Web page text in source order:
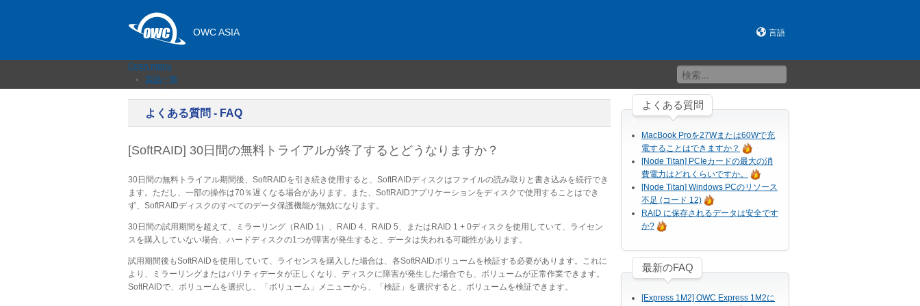
OWC ASIA 言語
Open menu
製品一覧
内蔵SSD
ネットワークストレージ
ドック
ケーブルおよびアダプター
メモリ
アップグレードとツール
ニュース
サポート
販売店
よくある質問 - FAQ
[SoftRAID] 30日間の無料トライアルが終了するとどうなりますか？
30日間の無料トライアル期間後、SoftRAIDを引き続き使用すると、SoftRAIDディスクはファイルの読み取りと書き込みを続行でき
ます。ただし、一部の操作は70％遅くなる場合があります。また、SoftRAIDアプリケーションをディスクで使用することはでき
ず、SoftRAIDディスクのすべてのデータ保護機能が無効になります。
30日間の試用期間を超えて、ミラーリング（RAID 1）、RAID 4、RAID 5、またはRAID 1 + 0ディスクを使用していて、ライセン
スを購入していない場合、ハードディスクの1つが障害が発生すると、データは失われる可能性があります。
試用期間後もSoftRAIDを使用していて、ライセンスを購入した場合は、各SoftRAIDボリュームを検証する必要があります。これに
より、ミラーリングまたはパリティデータが正しくなり、ディスクに障害が発生した場合でも、ボリュームが正常作業できます。
SoftRAIDで、ボリュームを選択し、「ボリューム」メニューから、「検証」を選択すると、ボリュームを検証できます。
よくある質問
MacBook Proを27Wまたは60Wで充
電することはできますか？
[Node Titan] PCIeカードの最大の消
費電力はどれくらいですか。
[Node Titan] Windows PCのリソース
不足 (コード 12)
RAID に保存されるデータは安全です
か?
最新のFAQ
[Express 1M2] OWC Express 1M2に